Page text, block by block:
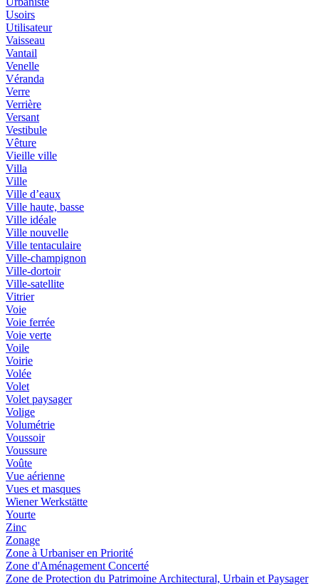
Usoirs
Utilisateur
Vaisseau
Vantail
Venelle
Véranda
Verre
Verrière
Versant
Vestibule
Vêture
Vieille ville
Villa
Ville
Ville d’eaux
Ville haute, basse
Ville idéale
Ville nouvelle
Ville tentaculaire
Ville-champignon
Ville-dortoir
Ville-satellite
Vitrier
Voie
Voie ferrée
Voie verte
Voile
Voirie
Volée
Volet
Volet paysager
Volige
Volumétrie
Voussoir
Voussure
Voûte
Vue aérienne
Vues et masques
Wiener Werkstätte
Yourte
Zinc
Zonage
Zone à Urbaniser en Priorité
Zone d'Aménagement Concerté
Zone de Protection du Patrimoine Architectural, Urbain et Paysager